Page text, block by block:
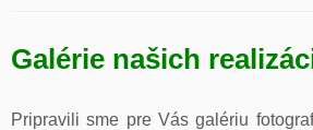
Galérie našich
Pripravili sme pre Vás galériu